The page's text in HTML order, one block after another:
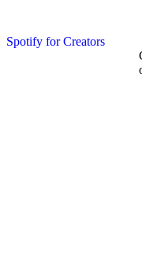
Spotify for Creators